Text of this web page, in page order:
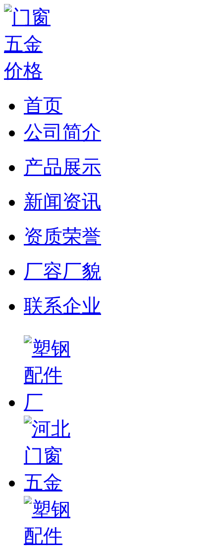
首页
公司简介
产品展示
新闻资讯
资质荣誉
厂容厂貌
联系企业